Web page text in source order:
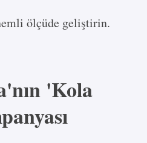
ölçüde geliştirin.
'Kola